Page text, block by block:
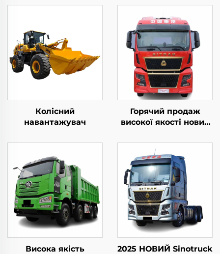
Колісний
навантажувач
Горячий продаж
високої якості новий
480/540HP 4X2 Тягач
трейлер
Висока якість
2025 НОВИЙ Sinotruck